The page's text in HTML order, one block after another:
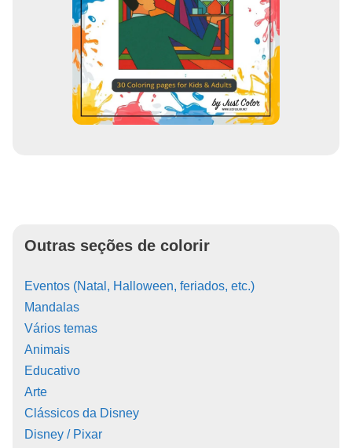
Outras seções de colorir
Eventos (Natal, Halloween, feriados, etc.)
Mandalas
Vários temas
Animais
Educativo
Arte
Clássicos da Disney
Disney / Pixar